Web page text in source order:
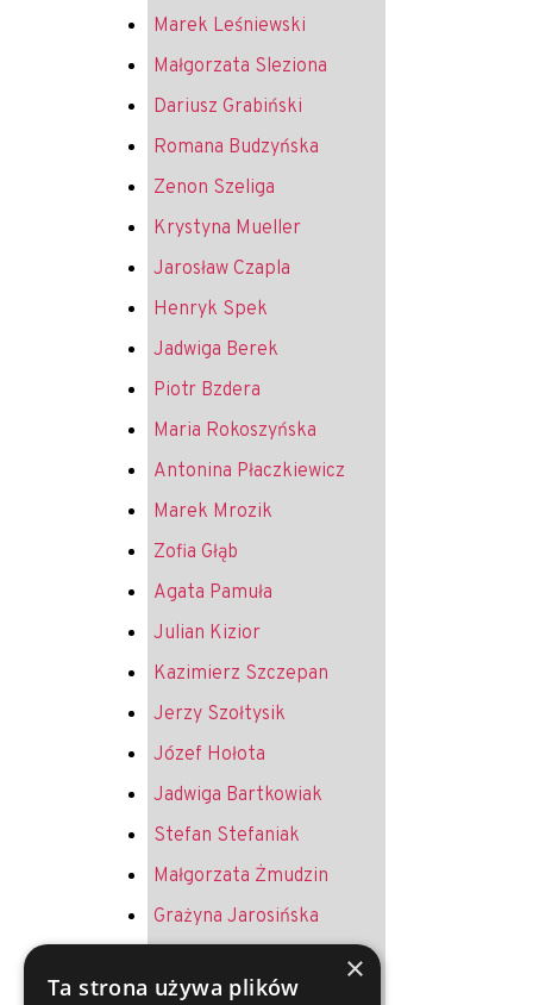
Marek Leśniewski
Małgorzata Sleziona
Dariusz Grabiński
Romana Budzyńska
Zenon Szeliga
Krystyna Mueller
Jarosław Czapla
Henryk Spek
Jadwiga Berek
Piotr Bzdera
Maria Rokoszyńska
Antonina Płaczkiewicz
Marek Mrozik
Zofia Głąb
Agata Pamuła
Julian Kizior
Kazimierz Szczepan
Jerzy Szołtysik
Józef Hołota
Jadwiga Bartkowiak
Stefan Stefaniak
Małgorzata Żmudzin
Grażyna Jarosińska
Andrzej Jureczek
×
Ta strona używa plików